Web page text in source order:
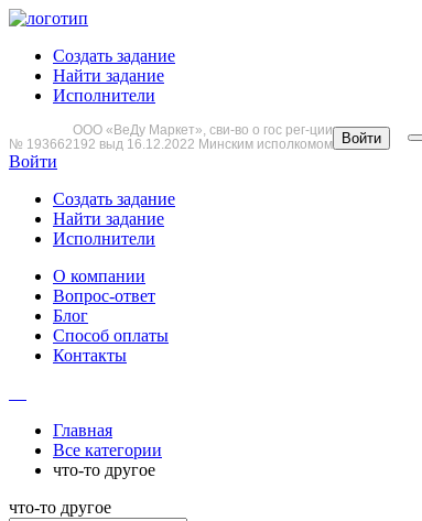
Создать задание
Найти задание
Исполнители
ООО «ВеДу Маркет», сви-во о гос рег-ции
№ 193662192 выд 16.12.2022 Минским исполкомом
Войти
Войти
Создать задание
Найти задание
Исполнители
О компании
Вопрос-ответ
Блог
Способ оплаты
Контакты
Главная
Все категории
что-то другое
что-то другое